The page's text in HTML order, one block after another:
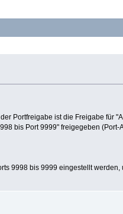
Portfreigabe ist die Freigabe für
bis Port 9999" freigegeben
9998 bis 9999 eingestellt